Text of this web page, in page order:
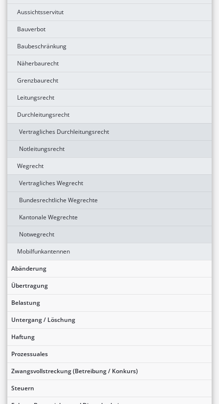
Aussichtsservitut
Bauverbot
Baubeschränkung
Näherbaurecht
Grenzbaurecht
Leitungsrecht
Durchleitungsrecht
Vertragliches Durchleitungsrecht
Notleitungsrecht
Wegrecht
Vertragliches Wegrecht
Bundesrechtliche Wegrechte
Kantonale Wegrechte
Notwegrecht
Mobilfunkantennen
Abänderung
Übertragung
Belastung
Untergang / Löschung
Haftung
Prozessuales
Zwangsvollstreckung (Betreibung / Konkurs)
Steuern